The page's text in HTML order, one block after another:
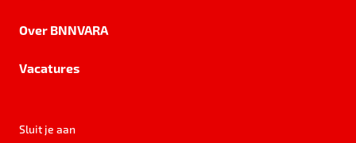
Over BNNVARA
Vacatures
Sluit je aan